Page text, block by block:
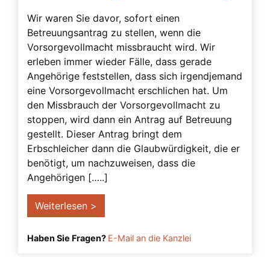
Wir waren Sie davor, sofort einen
Betreuungsantrag zu stellen, wenn die
Vorsorgevollmacht missbraucht wird. Wir
erleben immer wieder Fälle, dass gerade
Angehörige feststellen, dass sich irgendjemand
eine Vorsorgevollmacht erschlichen hat. Um
den Missbrauch der Vorsorgevollmacht zu
stoppen, wird dann ein Antrag auf Betreuung
gestellt. Dieser Antrag bringt dem
Erbschleicher dann die Glaubwürdigkeit, die er
benötigt, um nachzuweisen, dass die
Angehörigen […..]
Weiterlesen >
Haben Sie Fragen? E-Mail an die Kanzlei
Solidarvollmacht
Strafbarkeit
Testament
Testierfähigkeit
Transmortale Vollmacht
Überwachungsbetreuer
UN-Menschenrechte
Unternehmervorsorgevollmacht
verhinderung
Verlängerung der Betreuung